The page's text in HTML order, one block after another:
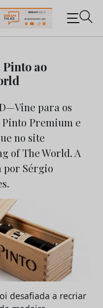
os negócios do
ao
para os
Premium e
no site
of The World. A
por Sérgio
desafiada a recriar